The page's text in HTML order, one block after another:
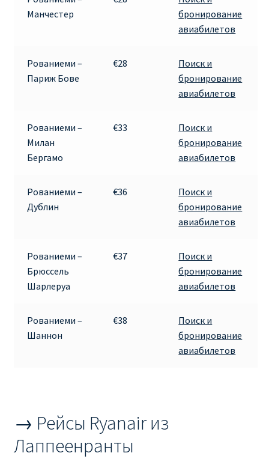
КУПИТЬ АВИАБИЛЕТЫ ДЕШЕВО
Париж
ПРИЛОЖЕНИЕ RYANAIR НА РУССКОМ
РАЙАНЭЙР НА РУССКОМ | КНФТФШК
Регистрация ребенка на рейс RYANAIR
Рождественские направления от € 9
Манчестер
бронирование
авиабилетов
Рованиеми –
Париж Бове
€28
Поиск и
бронирование
авиабилетов
Рованиеми –
Милан
Бергамо
€33
Поиск и
бронирование
авиабилетов
Рованиеми –
Дублин
€36
Поиск и
бронирование
авиабилетов
Рованиеми –
Брюссель
Шарлеруа
€37
Поиск и
бронирование
авиабилетов
Рованиеми –
Шаннон
€38
Поиск и
бронирование
авиабилетов
→ Рейсы Ryanair из
Лаппеенранты